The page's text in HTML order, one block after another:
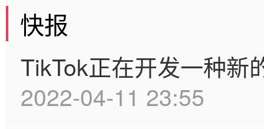
快报
TikTok正在开发一种新
2022-04-11 23:55